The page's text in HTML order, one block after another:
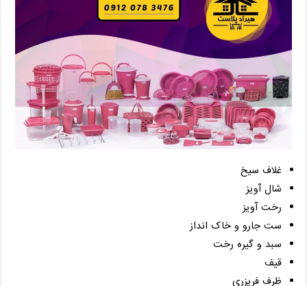
غلاف سیخ
شال آویز
رخت آویز
ست جارو و خاک انداز
سبد و گیره رخت
قیف
ظرف فریزری